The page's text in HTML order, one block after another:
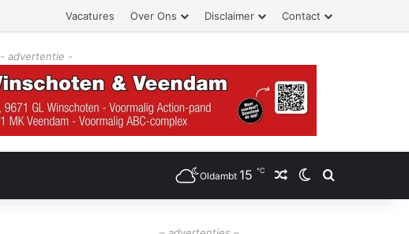
Vacatures Over Ons Disclaimer Contact
- advertentie -
Oldambt 15 ℃ Willekeurig artikel
Switch skin
Zoeken